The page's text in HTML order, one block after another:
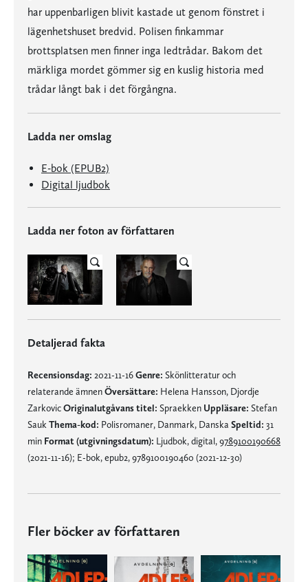
har uppenbarligen blivit kastade ut genom fönstret i
lägenhetshuset bredvid. Polisen finkammar
brottsplatsen men finner inga ledtrådar. Bakom det
märkliga mordet gömmer sig en kuslig historia med
trådar långt bak i det förgångna.
Ladda ner omslag
E-bok (EPUB2)
Digital ljudbok
Ladda ner foton av författaren
Detaljerad fakta
Recensionsdag: 2021-11-16Genre: Skönlitteratur och
relaterande ämnenÖversättare: Helena Hansson, Djordje
ZarkovicOriginalutgåvans titel: Spraekken Uppläsare: Stefan
Sauk Thema-kod: Polisromaner, Danmark, Danska Speltid: 31
min Format (utgivningsdatum): Ljudbok, digital,9789100190668
(2021-11-16); E-bok, epub2, 9789100190460 (2021-12-30)
Fler böcker av författaren